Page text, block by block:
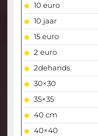
10 euro
10 jaar
15 euro
2 euro
2dehands
30×30
35×35
40 cm
40×40